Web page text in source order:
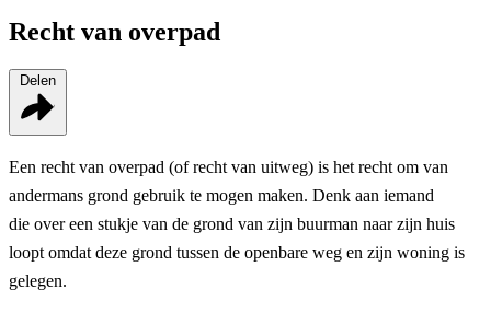
Recht van overpad
Een recht van overpad (of recht van uitweg) is het recht om van
andermans grond gebruik te mogen maken. Denk aan iemand
die over een stukje van de grond van zijn buurman naar zijn huis
loopt omdat deze grond tussen de openbare weg en zijn woning is
gelegen.